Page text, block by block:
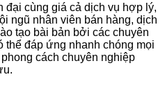
đại cùng giá cả dịch vụ hợp lý,
ngũ nhân viên bán hàng, dịch
tạo bài bản bởi các chuyên
thể đáp ứng nhanh chóng mọi
cách chuyên nghiệp